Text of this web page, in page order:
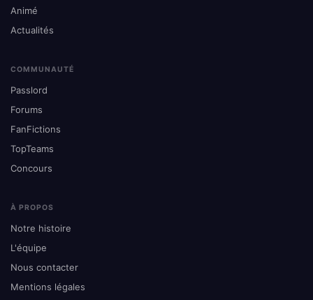
Animé
Actualités
COMMUNAUTÉ
Passlord
Forums
FanFictions
TopTeams
Concours
À PROPOS
Notre histoire
L'équipe
Nous contacter
Mentions légales